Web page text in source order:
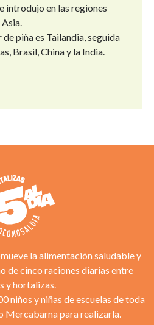
introdujo en las regiones
piña es Tailandia, seguida
Brasil, China y la India.
la alimentación saludable y
de cinco raciones diarias entre
y hortalizas.
niños y niñas de escuelas de toda
Mercabarna para realizarla.